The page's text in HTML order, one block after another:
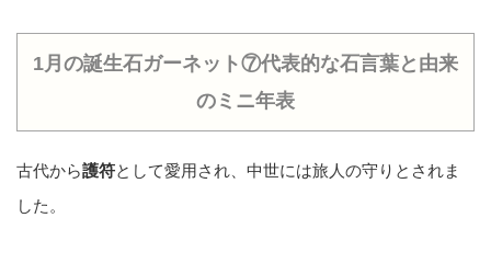
1月の誕生石ガーネット⑦代表的な石言葉と由来
のミニ年表
古代から護符として愛用され、中世には旅人の守りとされま
した。